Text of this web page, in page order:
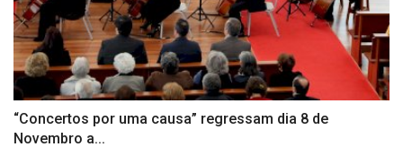
“Concertos por uma causa” regressam dia 8 de
Novembro a...